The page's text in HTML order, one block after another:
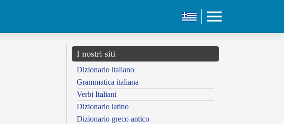
I nostri siti
Dizionario italiano
Grammatica italiana
Verbi Italiani
Dizionario latino
Dizionario greco antico